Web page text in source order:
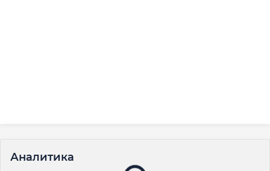
Аналитика